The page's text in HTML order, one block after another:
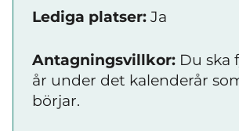
Lediga platser: Ja
Antagningsvillkor: Du ska
år under det kalenderår
börjar.